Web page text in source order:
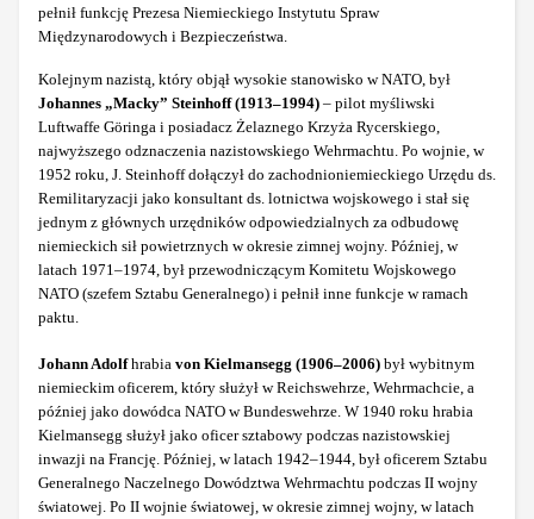
pełnił funkcję Prezesa Niemieckiego Instytutu Spraw
Międzynarodowych i Bezpieczeństwa.
Kolejnym nazistą, który objął wysokie stanowisko w NATO, był
Johannes „Macky” Steinhoff (1913–1994) – pilot myśliwski
Luftwaffe Göringa i posiadacz Żelaznego Krzyża Rycerskiego,
najwyższego odznaczenia nazistowskiego Wehrmachtu. Po wojnie, w
1952 roku, J. Steinhoff dołączył do zachodnioniemieckiego Urzędu ds.
Remilitaryzacji jako konsultant ds. lotnictwa wojskowego i stał się
jednym z głównych urzędników odpowiedzialnych za odbudowę
niemieckich sił powietrznych w okresie zimnej wojny. Później, w
latach 1971–1974, był przewodniczącym Komitetu Wojskowego
NATO (szefem Sztabu Generalnego) i pełnił inne funkcje w ramach
paktu.
Johann Adolfhrabia von Kielmansegg (1906–2006) był wybitnym
niemieckim oficerem, który służył w Reichswehrze, Wehrmachcie, a
później jako dowódca NATO w Bundeswehrze. W 1940 roku hrabia
Kielmansegg służył jako oficer sztabowy podczas nazistowskiej
inwazji na Francję. Później, w latach 1942–1944, był oficerem Sztabu
Generalnego Naczelnego Dowództwa Wehrmachtu podczas II wojny
światowej. Po II wojnie światowej, w okresie zimnej wojny, w latach